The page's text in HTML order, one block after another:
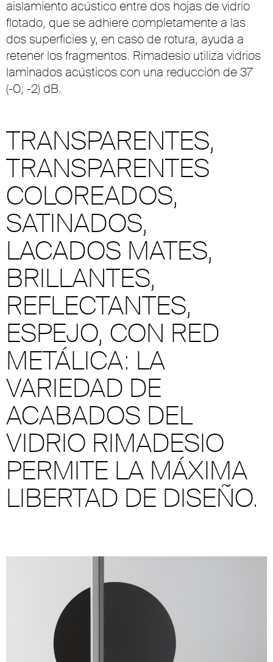
aislamiento acústico entre dos hojas de vidrio
flotado, que se adhiere completamente a las
dos superficies y, en caso de rotura, ayuda a
retener los fragmentos. Rimadesio utiliza vidrios
laminados acústicos con una reducción de 37
(-0; -2) dB.
TRANSPARENTES,
TRANSPARENTES
COLOREADOS,
SATINADOS,
LACADOS MATES,
BRILLANTES,
REFLECTANTES,
ESPEJO, CON RED
METÁLICA: LA
VARIEDAD DE
ACABADOS DEL
VIDRIO RIMADESIO
PERMITE LA MÁXIMA
LIBERTAD DE DISEÑO.